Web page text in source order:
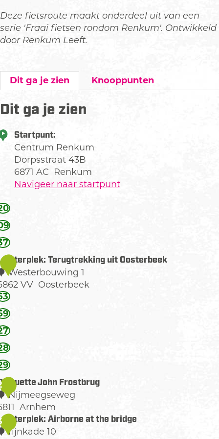
Deze fietsroute maakt onderdeel uit van een
serie 'Fraai fietsen rondom Renkum'. Ontwikkeld
door Renkum Leeft.
Dit ga je zien Knooppunten
Dit ga je zien
Startpunt:
Centrum Renkum
Dorpsstraat 43B
6871 AC Renkum
Navigeer naar startpunt
Terugtrekking uit Oosterbeek
Westerbouwing 1
VV Oosterbeek
John Frostbrug
Nijmeegseweg
Arnhem
Airborne at the bridge
rijnkade 10